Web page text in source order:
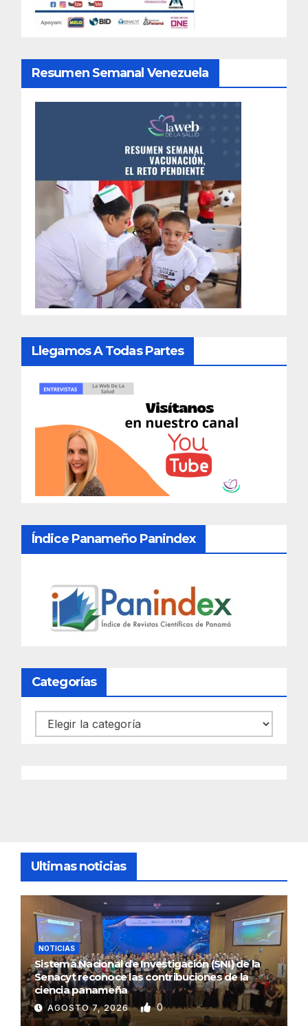
Resumen Semanal Venezuela
Llegamos A Todas Partes
Índice Panameño Panindex
Categorías
Categorías
Ultimas noticias
NOTICIAS
Sistema Nacional de Investigación (SNI) de la
Senacyt reconoce las contribuciones de la
ciencia panameña
AGOSTO 7, 2026 0